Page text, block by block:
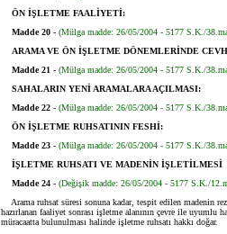
ÖN İŞLETME FAALİYETİ:
Madde 20 - (Mülga madde: 26/05/2004 - 5177 S.K./
ARAMA VE ÖN İŞLETME DÖNEMLERİNDE
Madde 21 - (Mülga madde: 26/05/2004 - 5177 S.K./
SAHALARIN YENİ ARAMALARA AÇILMASI:
Madde 22 - (Mülga madde: 26/05/2004 - 5177 S.K./
ÖN İŞLETME RUHSATININ FESHİ:
Madde 23 - (Mülga madde: 26/05/2004 - 5177 S.K./
İŞLETME RUHSATI VE MADENİN İŞLETİLMESİ
Madde 24 - (Değişik madde: 26/05/2004 - 5177 S.K./
Arama ruhsat süresi sonuna kadar, tespit edilen madenin
hazırlanan faaliyet sonrası işletme alanının çevre ile
müracaatta bulunulması halinde işletme ruhsatı hakkı doğar.